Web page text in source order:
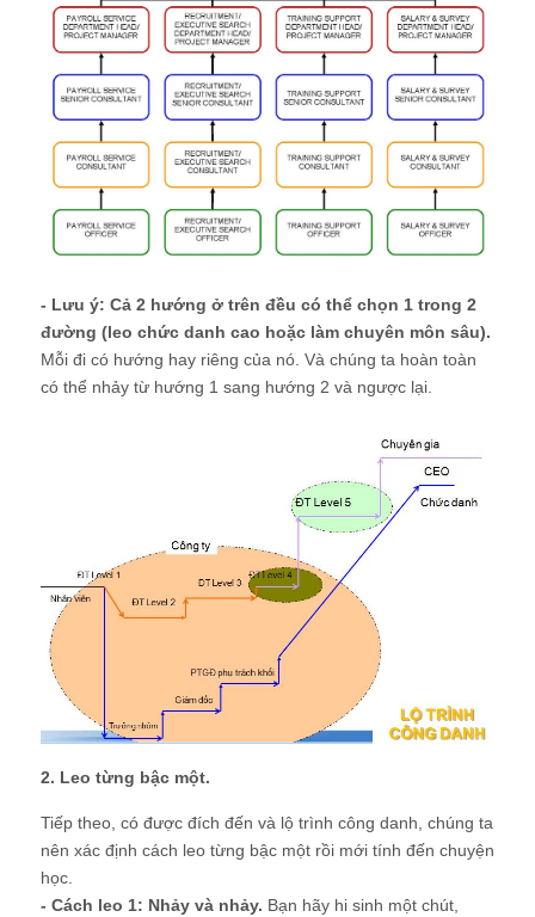
- Lưu ý: Cả 2 hướng ở trên đều có thể chọn 1 trong 2
đường (leo chức danh cao hoặc làm chuyên môn sâu).
Mỗi đi có hướng hay riêng của nó. Và chúng ta hoàn toàn
có thể nhảy từ hướng 1 sang hướng 2 và ngược lại.
2. Leo từng bậc một.
Tiếp theo, có được đích đến và lộ trình công danh, chúng ta
nên xác định cách leo từng bậc một rồi mới tính đến chuyện
học.
- Cách leo 1: Nhảy và nhảy. Bạn hãy hi sinh một chút,